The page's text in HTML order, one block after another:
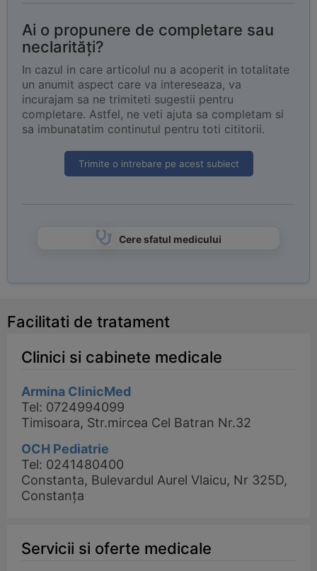
Ai o propunere de completare sau
neclarități?
In cazul in care articolul nu a acoperit in totalitate
un anumit aspect care va intereseaza, va
incurajam sa ne trimiteti sugestii pentru
completare. Astfel, ne veti ajuta sa completam si
sa imbunatatim continutul pentru toti cititorii.
Trimite o intrebare pe acest subiect
Cere sfatul medicului
Facilitati de tratament
Clinici si cabinete medicale
Armina ClinicMed
Tel: 0724994099
Timisoara, Str.mircea Cel Batran Nr.32
OCH Pediatrie
Tel: 0241480400
Constanta, Bulevardul Aurel Vlaicu, Nr 325D,
Constanța
Servicii si oferte medicale